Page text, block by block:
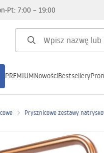
Pt: 7:00 – 19:00
PREMIUMNowościBestsellery
Prysznicowe zestawy